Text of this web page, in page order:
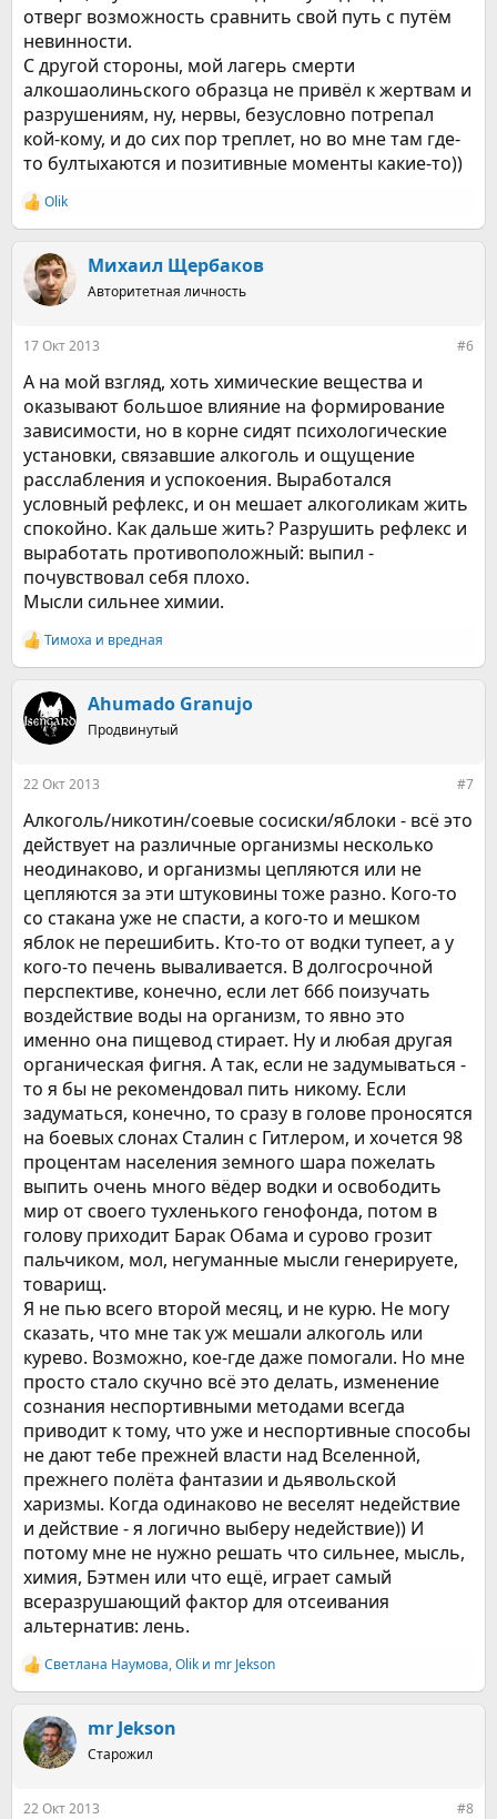
отверг возможность сравнить свой путь с путём
невинности.
С другой стороны, мой лагерь смерти
алкошаолиньского образца не привёл к жертвам и
разрушениям, ну, нервы, безусловно потрепал
кой-кому, и до сих пор треплет, но во мне там где-
то бултыхаются и позитивные моменты какие-то))
Р
е
к
ц
и
Olik
Михаил Щербаков
Авторитетная личность
17 Окт 2013 #6
А на мой взгляд, хоть химические вещества и
оказывают большое влияние на формирование
зависимости, но в корне сидят психологические
установки, связавшие алкоголь и ощущение
расслабления и успокоения. Выработался
условный рефлекс, и он мешает алкоголикам жить
спокойно. Как дальше жить? Разрушить рефлекс и
выработать противоположный: выпил -
почувствовал себя плохо.
Мысли сильнее химии.
Р
е
к
ц
и
Тимоха и вредная
Ahumado Granujo
Продвинутый
22 Окт 2013 #7
Алкоголь/никотин/соевые сосиски/яблоки - всё это
действует на различные организмы несколько
неодинаково, и организмы цепляются или не
цепляются за эти штуковины тоже разно. Кого-то
со стакана уже не спасти, а кого-то и мешком
яблок не перешибить. Кто-то от водки тупеет, а у
кого-то печень вываливается. В долгосрочной
перспективе, конечно, если лет 666 поизучать
воздействие воды на организм, то явно это
именно она пищевод стирает. Ну и любая другая
органическая фигня. А так, если не задумываться -
то я бы не рекомендовал пить никому. Если
задуматься, конечно, то сразу в голове проносятся
на боевых слонах Сталин с Гитлером, и хочется 98
процентам населения земного шара пожелать
выпить очень много вёдер водки и освободить
мир от своего тухленького генофонда, потом в
голову приходит Барак Обама и сурово грозит
пальчиком, мол, негуманные мысли генерируете,
товарищ.
Я не пью всего второй месяц, и не курю. Не могу
сказать, что мне так уж мешали алкоголь или
курево. Возможно, кое-где даже помогали. Но мне
просто стало скучно всё это делать, изменение
сознания неспортивными методами всегда
приводит к тому, что уже и неспортивные способы
не дают тебе прежней власти над Вселенной,
прежнего полёта фантазии и дьявольской
харизмы. Когда одинаково не веселят недействие
и действие - я логично выберу недействие)) И
потому мне не нужно решать что сильнее, мысль,
химия, Бэтмен или что ещё, играет самый
всеразрушающий фактор для отсеивания
альтернатив: лень.
Р
е
к
ц
и
Светлана Наумова,Olik и mr Jekson
mr Jekson
Старожил
22 Окт 2013 #8